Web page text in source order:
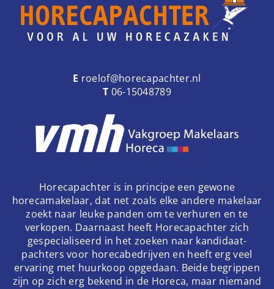
E roelof@horecapachter.nl
T 06-15048789
Horecapachter is in principe een gewone
horecamakelaar, dat net zoals elke andere makelaar
zoekt naar leuke panden om te verhuren en te
verkopen. Daarnaast heeft Horecapachter zich
gespecialiseerd in het zoeken naar kandidaat-
pachters voor horecabedrijven en heeft erg veel
ervaring met huurkoop opgedaan. Beide begrippen
zijn op zich erg bekend in de Horeca, maar niemand